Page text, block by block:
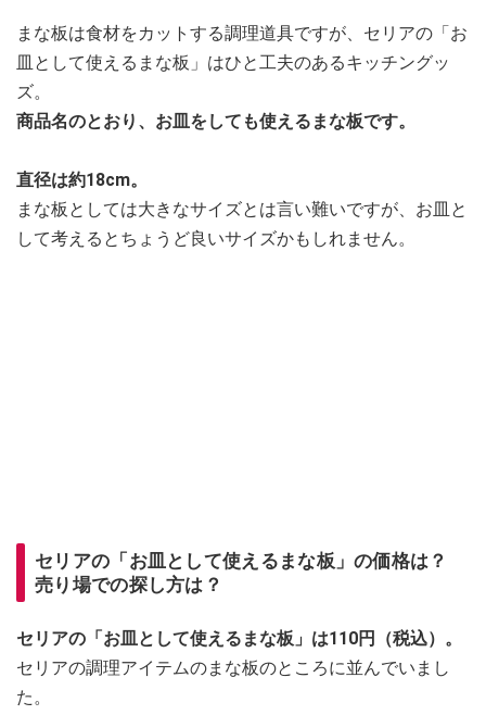
まな板は食材をカットする調理道具ですが、セリアの「お
皿として使えるまな板」はひと工夫のあるキッチングッ
ズ。
商品名のとおり、お皿をしても使えるまな板です。
直径は約18cm。
まな板としては大きなサイズとは言い難いですが、お皿と
して考えるとちょうど良いサイズかもしれません。
セリアの「お皿として使えるまな板」の価格は？
売り場での探し方は？
セリアの「お皿として使えるまな板」は110円（税込）。
セリアの調理アイテムのまな板のところに並んでいまし
た。